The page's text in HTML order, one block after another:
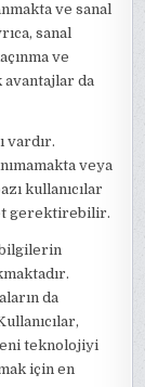
ve sanal
sanal
ve
da
vardır.
veya
kullanıcılar
gerektirebilir.
da
teknolojiyi
için en